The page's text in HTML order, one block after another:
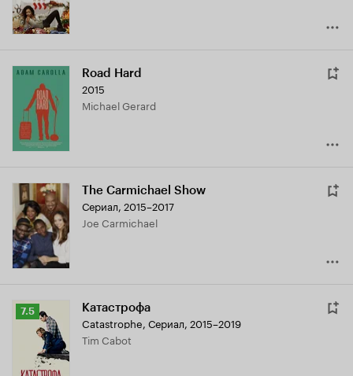
Road Hard
2015
Michael Gerard
The Carmichael Show
Сериал, 2015–2017
Joe Carmichael
Рейтинг
Кинопоиска
7.5 Катастрофа
Catastrophe, Сериал, 2015–2019
Tim Cabot